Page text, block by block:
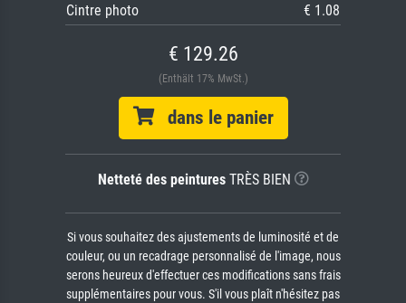
Cintre photo
€ 1.08
€ 129.26
(Enthält 17% MwSt.)
dans le panier
Netteté des peinturesTRÈS BIEN
Si vous souhaitez des ajustements de luminosité et de
couleur, ou un recadrage personnalisé de l'image, nous
serons heureux d'effectuer ces modifications sans frais
supplémentaires pour vous. S'il vous plaît n'hésitez pas